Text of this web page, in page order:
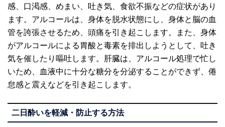
感、口渇感、めまい、吐き気、食欲不振などの症状があり
ます。アルコールは、身体を脱水状態にし、身体と脳の血
管を誇張させるため、頭痛を引き起こします。また、身体
がアルコールによる胃酸と毒素を排出しようとして、吐き
気を催したり嘔吐します。肝臓は、アルコール処理で忙し
いため、血液中に十分な糖分を分泌することができず、倦
怠感と震えなどを引き起こします。
二日酔いを軽減・防止する方法